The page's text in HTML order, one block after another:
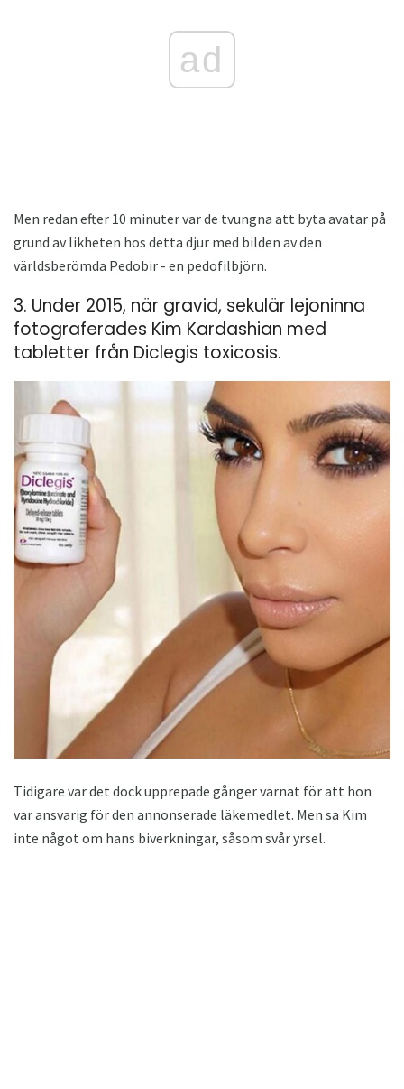
ad
Men redan efter 10 minuter var de tvungna att byta avatar på
grund av likheten hos detta djur med bilden av den
världsberömda Pedobir - en pedofilbjörn.
3. Under 2015, när gravid, sekulär lejoninna
fotograferades Kim Kardashian med
tabletter från Diclegis toxicosis.
Tidigare var det dock upprepade gånger varnat för att hon
var ansvarig för den annonserade läkemedlet. Men sa Kim
inte något om hans biverkningar, såsom svår yrsel.